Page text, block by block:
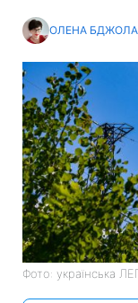
ОЛЕНА БДЖОЛА
Фото: українська